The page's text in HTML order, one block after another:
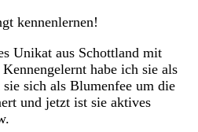
kennenlernen!
Unikat aus Schottland mit
habe ich sie als
sich als Blumenfee um die
und jetzt ist sie aktives